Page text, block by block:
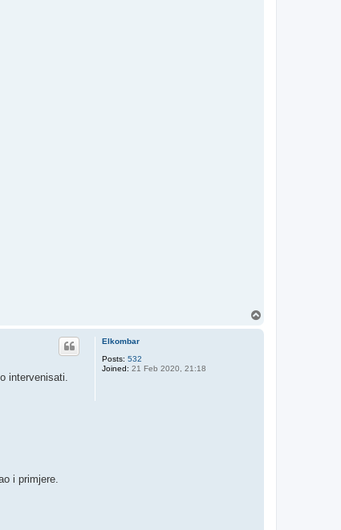
Elkombar
Posts: 532
Joined: 21 Feb 2020, 21:18
intervenisati.
i primjere.